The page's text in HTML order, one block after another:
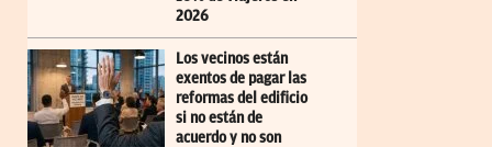
2026
Los vecinos están
exentos de pagar las
reformas del edificio
si no están de
acuerdo y no son